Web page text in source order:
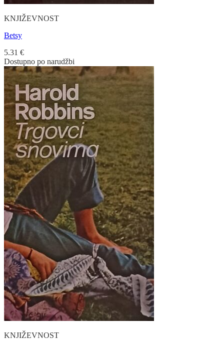
KNJIŽEVNOST
Betsy
5.31 €
Dostupno po narudžbi
KNJIŽEVNOST